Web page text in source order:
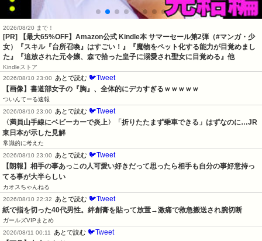
2026/08/20 まで！
[PR]
【最大65%OFF】Amazon公式 Kindle本 サマーセール第2弾（#マンガ・少
女）『スキル『台所召喚』はすごい！』『魔物をペット化する能力が目覚めまし
た』『追放された元令嬢、森で拾った皇子に溺愛され聖女に目覚める』他
Kindleストア
2026/08/10 23:00
あとで読む 🐦Tweet
【画像】書道部女子の『胸』、全体的にデカすぎるｗｗｗｗｗ
ついんてーる速報
2026/08/10 23:00
あとで読む 🐦Tweet
〈満員山手線にベビーカーで炎上〉「折りたたまず乗車できる」はずなのに…JR
東日本が示した見解
常識的に考えた
2026/08/10 23:00
あとで読む 🐦Tweet
【朗報】相手の事あっこの人可愛い好きだって思ったら相手も自分の事好意持っ
てる事が大半らしい
カオスちゃんねる
2026/08/10 22:32
あとで読む 🐦Tweet
紙で指を切った40代男性。絆創膏を貼って放置→激痛で救急搬送され腕切断
ガールズVIPまとめ
2026/08/11 00:11
あとで読む 🐦Tweet